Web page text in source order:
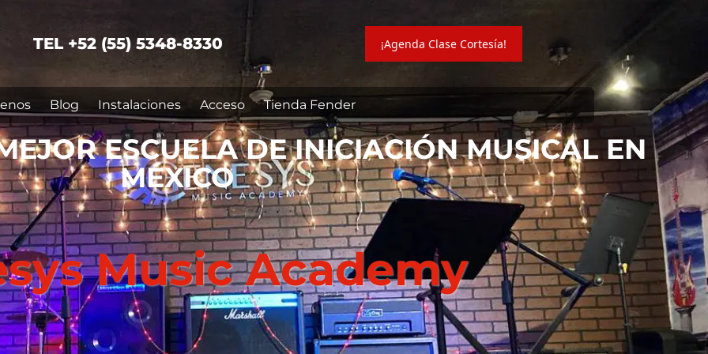
TEL +52 (55) 5348-8330 ¡Agenda Clase Cortesía!
Blog Instalaciones Acceso Tienda Fender
ESCUELA DE INICIACIÓN MUSICAL EN
MÉXICO
Music Academy